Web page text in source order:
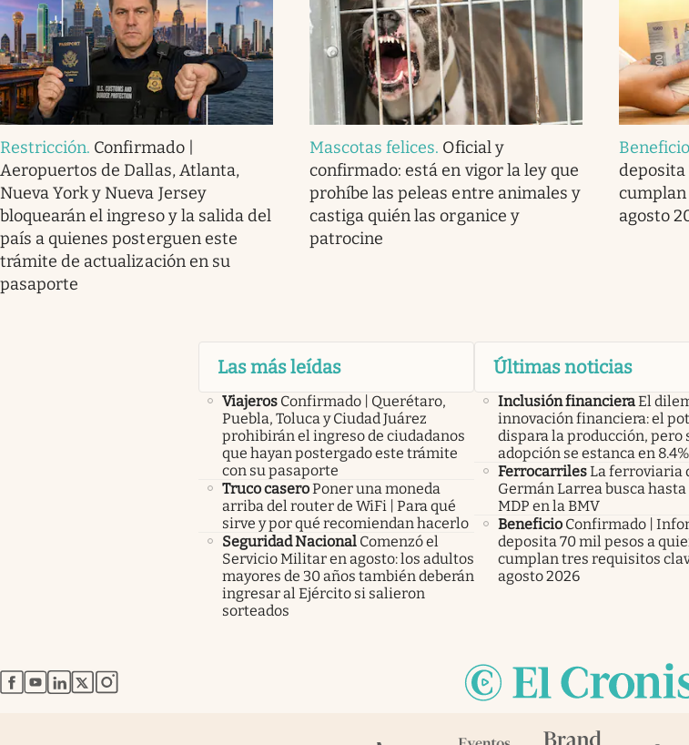
Restricción. Confirmado |
Aeropuertos de Dallas, Atlanta,
Nueva York y Nueva Jersey
bloquearán el ingreso y la salida del
país a quienes posterguen este
trámite de actualización en su
pasaporte
Mascotas felices. Oficial y
confirmado: está en vigor la ley que
prohíbe las peleas entre animales y
castiga quién las organice y
patrocine
Beneficio
deposita
agosto
Las más leídas
Viajeros Confirmado | Querétaro,
Puebla, Toluca y Ciudad Juárez
prohibirán el ingreso de ciudadanos
que hayan postergado este trámite
con su pasaporte
Truco caseroPoner una moneda
arriba del router de WiFi | Para qué
sirve y por qué recomiendan hacerlo
Seguridad Nacional Comenzó el
Servicio Militar en agosto: los adultos
mayores de 30 años también deberán
ingresar al Ejército si salieron
sorteados
Últimas noticias
Inclusión financieraEl
innovación financiera: el
dispara la producción, pero
adopción se estanca en 8.4%
FerrocarrilesLa ferroviaria
Germán Larrea busca hasta
MDP en la BMV
Beneficio Confirmado |
deposita 70 mil pesos a
cumplan tres requisitos
agosto 2026
abre en nueva pestaña
abre en nueva pestaña
abre en nueva pestaña
abre en nueva pestaña
abre en nueva pestaña